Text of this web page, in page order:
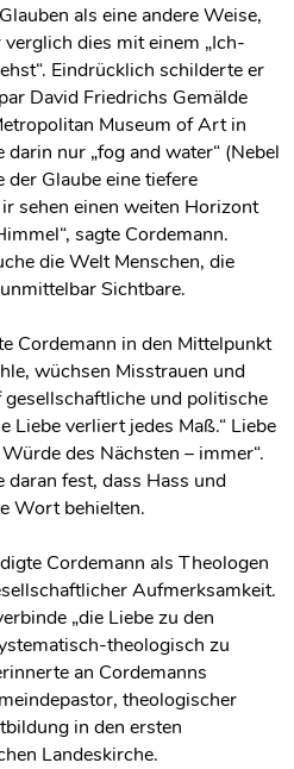
als eine andere Weise,
dies mit einem „Ich-
Eindrücklich schilderte er
David Friedrichs Gemälde
Museum of Art in
nur „fog and water“ (Nebel
Glaube eine tiefere
sehen einen weiten Horizont
sagte Cordemann.
die Welt Menschen, die
Sichtbare.
Cordemann in den Mittelpunkt
wüchsen Misstrauen und
und politische
Liebe verliert jedes Maß.“ Liebe
des Nächsten – immer“.
fest, dass Hass und
Wort behielten.
Cordemann als Theologen
Aufmerksamkeit.
„die Liebe zu den
theologisch zu
an Cordemanns
theologischer
in den ersten
Landeskirche.